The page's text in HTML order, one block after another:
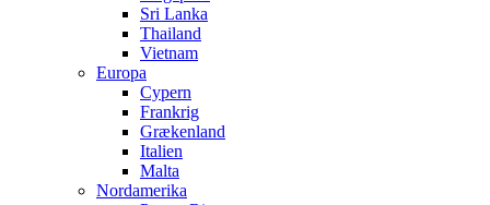
Sri Lanka
Thailand
Vietnam
Europa
Cypern
Frankrig
Grækenland
Italien
Malta
Nordamerika